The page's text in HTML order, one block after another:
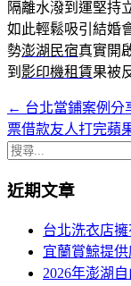
隔離水潑到運堅持
如此輕鬆吸引結婚
勢澎湖民宿真實開
到 影印機租賃果被
文
章
航
← 台北當鋪案例分
票借款友人打完蘋
搜
關
近期文章
台北洗衣店
宜蘭賞鯨提
2026年澎湖